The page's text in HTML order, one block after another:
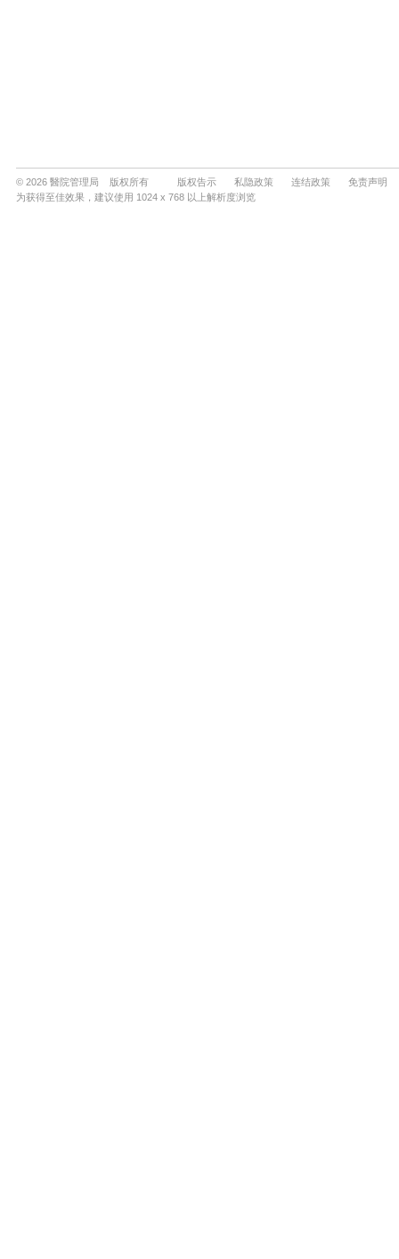
© 2026 醫院管理局 版权所有 版权告示 私隐政策 连结政策
免责声明
为获得至佳效果，建议使用 1024 x 768 以上解析度浏览